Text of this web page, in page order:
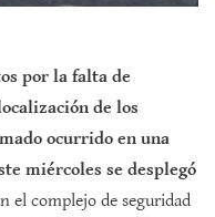
por la falta de
de los
ocurrido en una
miércoles se desplegó
el complejo de seguridad